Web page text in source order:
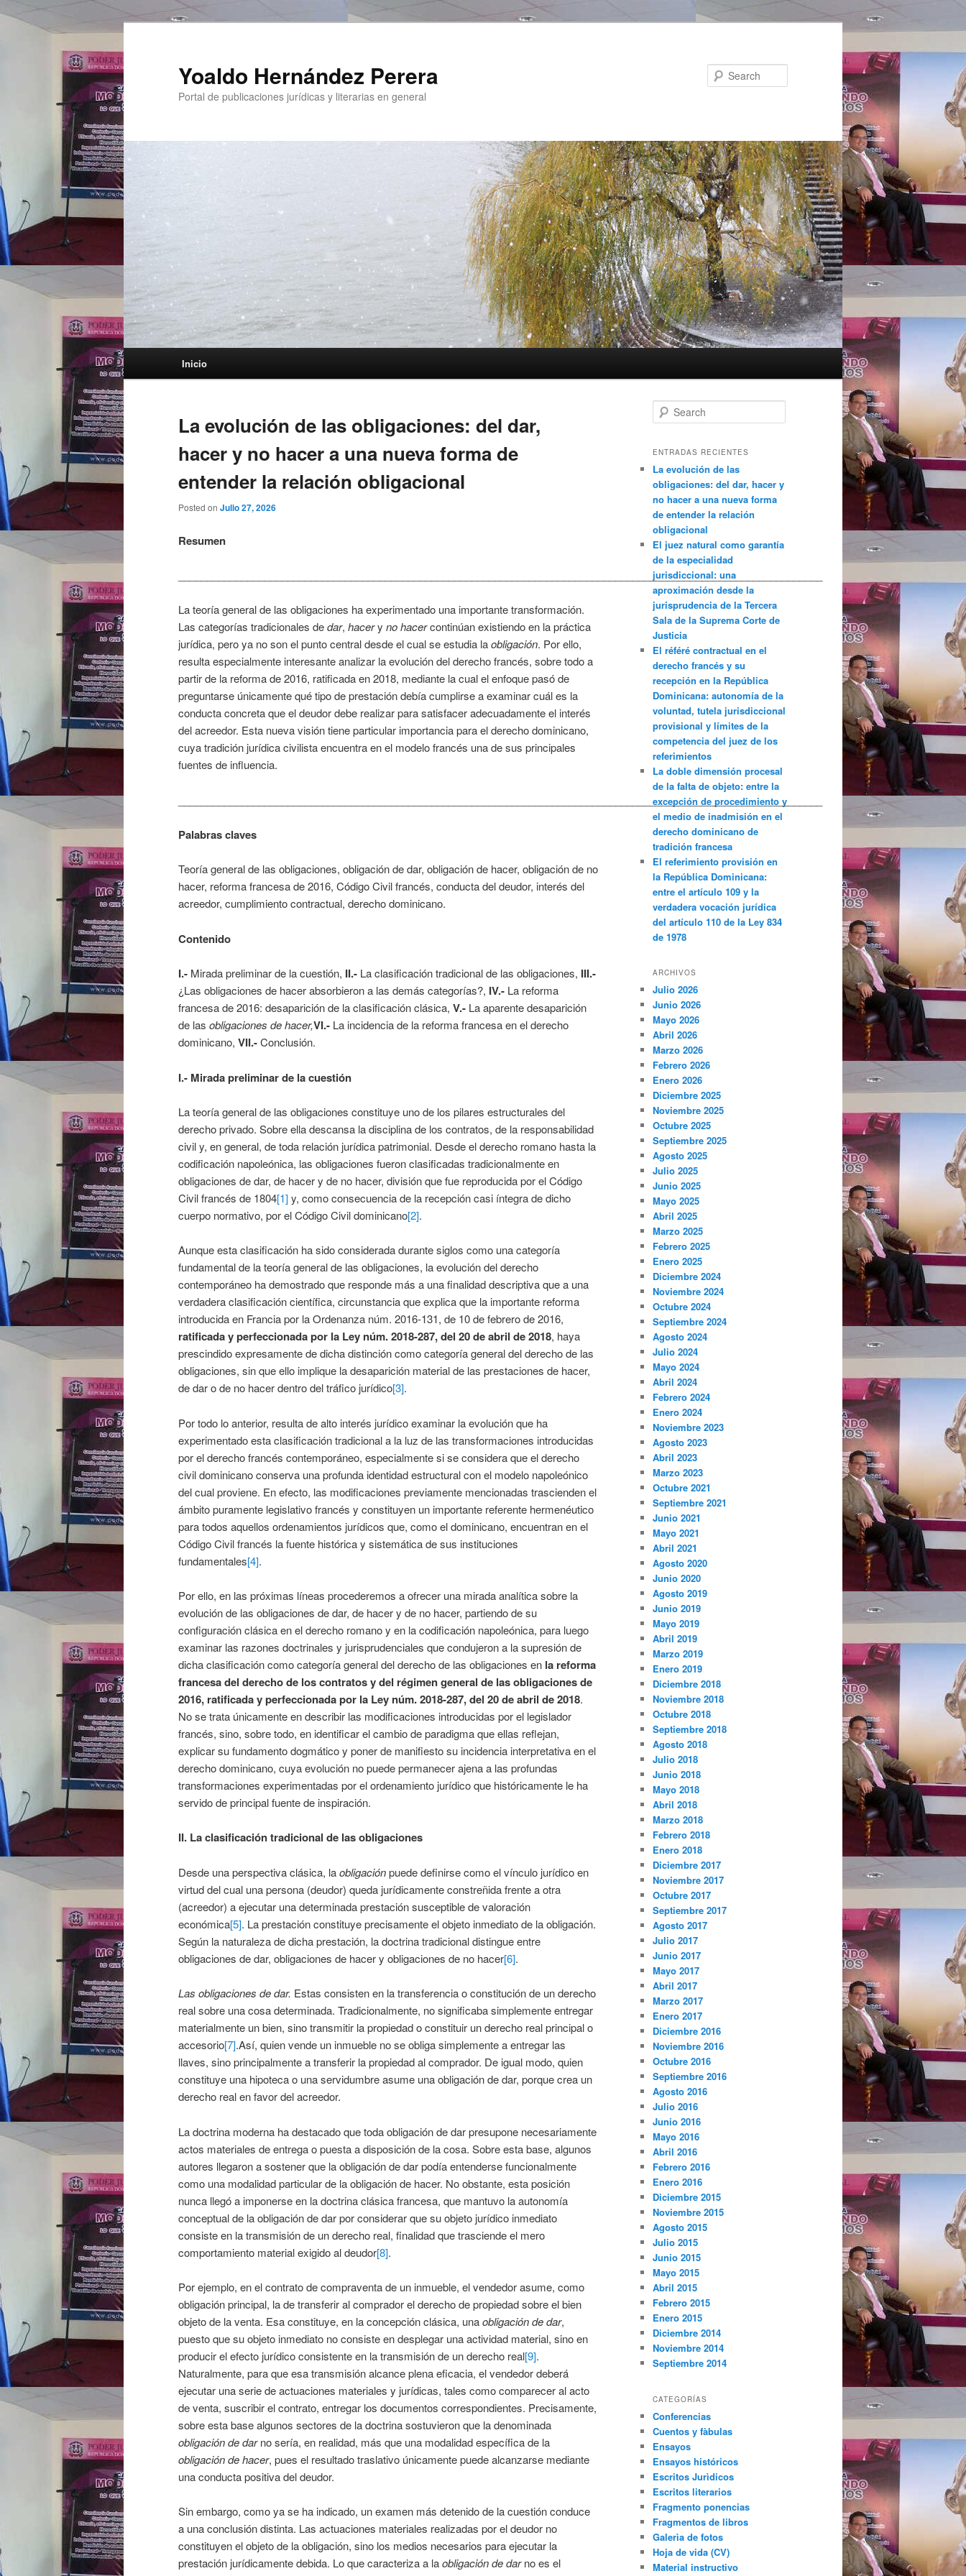
Yoaldo Hernández Perera
Portal de publicaciones jurídicas y literarias en general
Skip to primary content
Skip to secondary content
Inicio
La evolución de las obligaciones: del dar,
hacer y no hacer a una nueva forma de
entender la relación obligacional
Posted on Julio 27, 2026
Resumen
________________________________________________________________________________________________________________
La teoría general de las obligaciones ha experimentado una importante transformación.
Las categorías tradicionales dedar, hacery no hacercontinúan existiendo en la práctica
jurídica, pero ya no son el punto central desde el cual se estudia laobligación. Por ello,
resulta especialmente interesante analizar la evolución del derecho francés, sobre todo a
partir de la reforma de 2016, ratificada en 2018, mediante la cual el enfoque pasó de
preguntarse únicamente qué tipo de prestación debía cumplirse a examinar cuál es la
conducta concreta que el deudor debe realizar para satisfacer adecuadamente el interés
del acreedor. Esta nueva visión tiene particular importancia para el derecho dominicano,
cuya tradición jurídica civilista encuentra en el modelo francés una de sus principales
fuentes de influencia.
________________________________________________________________________________________________________________
Palabras claves
Teoría general de las obligaciones, obligación de dar, obligación de hacer, obligación de no
hacer, reforma francesa de 2016, Código Civil francés, conducta del deudor, interés del
acreedor, cumplimiento contractual, derecho dominicano.
Contenido
I.- Mirada preliminar de la cuestión, II.- La clasificación tradicional de las obligaciones, III.-
¿Las obligaciones de hacer absorbieron a las demás categorías?, IV.- La reforma
francesa de 2016: desaparición de la clasificación clásica, V.- La aparente desaparición
de las obligaciones de hacer,VI.- La incidencia de la reforma francesa en el derecho
dominicano, VII.-Conclusión.
I.- Mirada preliminar de la cuestión
La teoría general de las obligaciones constituye uno de los pilares estructurales del
derecho privado. Sobre ella descansa la disciplina de los contratos, de la responsabilidad
civil y, en general, de toda relación jurídica patrimonial. Desde el derecho romano hasta la
codificación napoleónica, las obligaciones fueron clasificadas tradicionalmente en
obligaciones de dar, de hacer y de no hacer, división que fue reproducida por el Código
Civil francés de 1804[1]y, como consecuencia de la recepción casi íntegra de dicho
cuerpo normativo, por el Código Civil dominicano[2].
Aunque esta clasificación ha sido considerada durante siglos como una categoría
fundamental de la teoría general de las obligaciones, la evolución del derecho
contemporáneo ha demostrado que responde más a una finalidad descriptiva que a una
verdadera clasificación científica, circunstancia que explica que la importante reforma
introducida en Francia por la Ordenanza núm. 2016-131, de 10 de febrero de 2016,
ratificada y perfeccionada por la Ley núm. 2018-287, del 20 de abril de 2018, haya
prescindido expresamente de dicha distinción como categoría general del derecho de las
obligaciones, sin que ello implique la desaparición material de las prestaciones de hacer,
de dar o de no hacer dentro del tráfico jurídico[3].
Por todo lo anterior, resulta de alto interés jurídico examinar la evolución que ha
experimentado esta clasificación tradicional a la luz de las transformaciones introducidas
por el derecho francés contemporáneo, especialmente si se considera que el derecho
civil dominicano conserva una profunda identidad estructural con el modelo napoleónico
del cual proviene. En efecto, las modificaciones previamente mencionadas trascienden el
ámbito puramente legislativo francés y constituyen un importante referente hermenéutico
para todos aquellos ordenamientos jurídicos que, como el dominicano, encuentran en el
Código Civil francés la fuente histórica y sistemática de sus instituciones
fundamentales[4].
Por ello, en las próximas líneas procederemos a ofrecer una mirada analítica sobre la
evolución de las obligaciones de dar, de hacer y de no hacer, partiendo de su
configuración clásica en el derecho romano y en la codificación napoleónica, para luego
examinar las razones doctrinales y jurisprudenciales que condujeron a la supresión de
dicha clasificación como categoría general del derecho de las obligaciones en la reforma
francesa del derecho de los contratos y del régimen general de las obligaciones de
2016, ratificada y perfeccionada por la Ley núm. 2018-287, del 20 de abril de 2018.
No se trata únicamente en describir las modificaciones introducidas por el legislador
francés, sino, sobre todo, en identificar el cambio de paradigma que ellas reflejan,
explicar su fundamento dogmático y poner de manifiesto su incidencia interpretativa en el
derecho dominicano, cuya evolución no puede permanecer ajena a las profundas
transformaciones experimentadas por el ordenamiento jurídico que históricamente le ha
servido de principal fuente de inspiración.
II. La clasificación tradicional de las obligaciones
Desde una perspectiva clásica, laobligaciónpuede definirse como el vínculo jurídico en
virtud del cual una persona (deudor) queda jurídicamente constreñida frente a otra
(acreedor) a ejecutar una determinada prestación susceptible de valoración
económica[5]. La prestación constituye precisamente el objeto inmediato de la obligación.
Según la naturaleza de dicha prestación, la doctrina tradicional distingue entre
obligaciones de dar, obligaciones de hacer y obligaciones de no hacer[6].
Las obligaciones de dar. Estas consisten en la transferencia o constitución de un derecho
real sobre una cosa determinada. Tradicionalmente, no significaba simplemente entregar
materialmente un bien, sino transmitir la propiedad o constituir un derecho real principal o
accesorio[7].Así, quien vende un inmueble no se obliga simplemente a entregar las
llaves, sino principalmente a transferir la propiedad al comprador. De igual modo, quien
constituye una hipoteca o una servidumbre asume una obligación de dar, porque crea un
derecho real en favor del acreedor.
La doctrina moderna ha destacado que toda obligación de dar presupone necesariamente
actos materiales de entrega o puesta a disposición de la cosa. Sobre esta base, algunos
autores llegaron a sostener que la obligación de dar podía entenderse funcionalmente
como una modalidad particular de la obligación de hacer. No obstante, esta posición
nunca llegó a imponerse en la doctrina clásica francesa, que mantuvo la autonomía
conceptual de la obligación de dar por considerar que su objeto jurídico inmediato
consiste en la transmisión de un derecho real, finalidad que trasciende el mero
comportamiento material exigido al deudor[8].
Por ejemplo, en el contrato de compraventa de un inmueble, el vendedor asume, como
obligación principal, la de transferir al comprador el derecho de propiedad sobre el bien
objeto de la venta. Esa constituye, en la concepción clásica, unaobligación de dar,
puesto que su objeto inmediato no consiste en desplegar una actividad material, sino en
producir el efecto jurídico consistente en la transmisión de un derecho real[9].
Naturalmente, para que esa transmisión alcance plena eficacia, el vendedor deberá
ejecutar una serie de actuaciones materiales y jurídicas, tales como comparecer al acto
de venta, suscribir el contrato, entregar los documentos correspondientes. Precisamente,
sobre esta base algunos sectores de la doctrina sostuvieron que la denominada
obligación de darno sería, en realidad, más que una modalidad específica de la
obligación de hacer, pues el resultado traslativo únicamente puede alcanzarse mediante
una conducta positiva del deudor.
Sin embargo, como ya se ha indicado, un examen más detenido de la cuestión conduce
a una conclusión distinta. Las actuaciones materiales realizadas por el deudor no
constituyen el objeto de la obligación, sino los medios necesarios para ejecutar la
prestación jurídicamente debida. Lo que caracteriza a laobligación de darno es el
Search
ENTRADAS RECIENTES
La evolución de las
obligaciones: del dar, hacer y
no hacer a una nueva forma
de entender la relación
obligacional
El juez natural como garantía
de la especialidad
jurisdiccional: una
aproximación desde la
jurisprudencia de la Tercera
Sala de la Suprema Corte de
Justicia
El référé contractual en el
derecho francés y su
recepción en la República
Dominicana: autonomía de la
voluntad, tutela jurisdiccional
provisional y límites de la
competencia del juez de los
referimientos
La doble dimensión procesal
de la falta de objeto: entre la
excepción de procedimiento y
el medio de inadmisión en el
derecho dominicano de
tradición francesa
El referimiento provisión en
la República Dominicana:
entre el artículo 109 y la
verdadera vocación jurídica
del artículo 110 de la Ley 834
de 1978
ARCHIVOS
Julio 2026
Junio 2026
Mayo 2026
Abril 2026
Marzo 2026
Febrero 2026
Enero 2026
Diciembre 2025
Noviembre 2025
Octubre 2025
Septiembre 2025
Agosto 2025
Julio 2025
Junio 2025
Mayo 2025
Abril 2025
Marzo 2025
Febrero 2025
Enero 2025
Diciembre 2024
Noviembre 2024
Octubre 2024
Septiembre 2024
Agosto 2024
Julio 2024
Mayo 2024
Abril 2024
Febrero 2024
Enero 2024
Noviembre 2023
Agosto 2023
Abril 2023
Marzo 2023
Octubre 2021
Septiembre 2021
Junio 2021
Mayo 2021
Abril 2021
Agosto 2020
Junio 2020
Agosto 2019
Junio 2019
Mayo 2019
Abril 2019
Marzo 2019
Enero 2019
Diciembre 2018
Noviembre 2018
Octubre 2018
Septiembre 2018
Agosto 2018
Julio 2018
Junio 2018
Mayo 2018
Abril 2018
Marzo 2018
Febrero 2018
Enero 2018
Diciembre 2017
Noviembre 2017
Octubre 2017
Septiembre 2017
Agosto 2017
Julio 2017
Junio 2017
Mayo 2017
Abril 2017
Marzo 2017
Enero 2017
Diciembre 2016
Noviembre 2016
Octubre 2016
Septiembre 2016
Agosto 2016
Julio 2016
Junio 2016
Mayo 2016
Abril 2016
Febrero 2016
Enero 2016
Diciembre 2015
Noviembre 2015
Agosto 2015
Julio 2015
Junio 2015
Mayo 2015
Abril 2015
Febrero 2015
Enero 2015
Diciembre 2014
Noviembre 2014
Septiembre 2014
CATEGORÍAS
Conferencias
Cuentos y fàbulas
Ensayos
Ensayos históricos
Escritos Jurìdicos
Escritos literarios
Fragmento ponencias
Fragmentos de libros
Galerìa de fotos
Hoja de vida (CV)
Material instructivo